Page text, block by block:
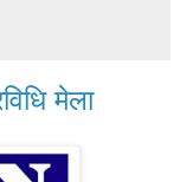
मेला